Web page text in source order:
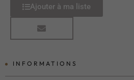
Ajouter à ma liste
INFORMATIONS